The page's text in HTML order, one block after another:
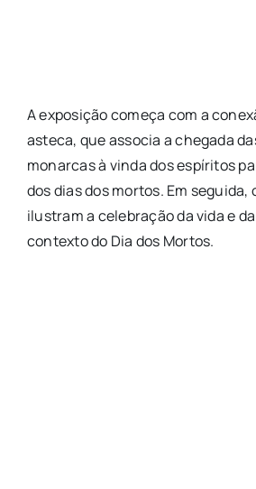
A exposição começa com a
asteca, que associa a chegada
monarcas à vinda dos espíritos
dos dias dos mortos. Em seguida,
ilustram a celebração da vida e
contexto do Dia dos Mortos.